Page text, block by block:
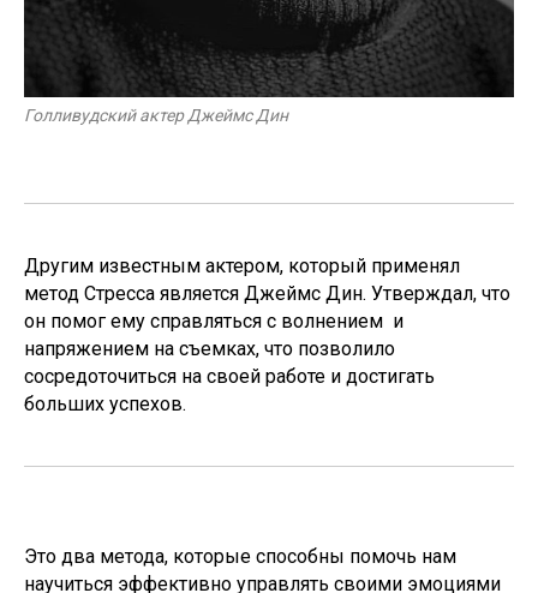
Голливудский актер Джеймс Дин
Другим известным актером, который применял
метод Стресса является Джеймс Дин. Утверждал, что
он помог ему справляться с волнением и
напряжением на съемках, что позволило
сосредоточиться на своей работе и достигать
больших успехов.
Это два метода, которые способны помочь нам
научиться эффективно управлять своими эмоциями